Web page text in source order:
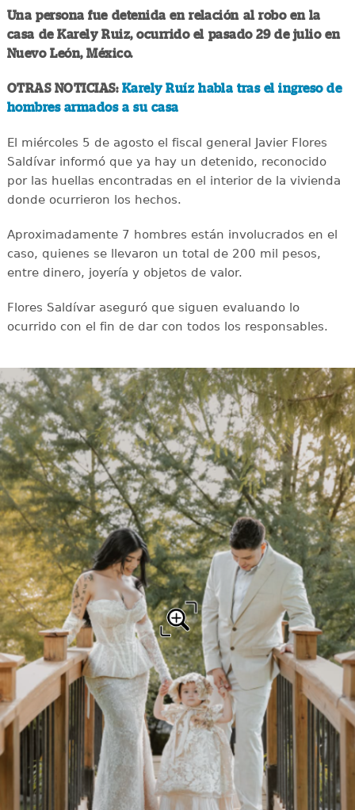
Una persona fue detenida en relación al robo en la
casa de Karely Ruiz, ocurrido el pasado 29 de julio en
Nuevo León, México.
OTRAS NOTICIAS: Karely Ruíz habla tras el ingreso de
hombres armados a su casa
El miércoles 5 de agosto el fiscal general Javier Flores
Saldívar informó que ya hay un detenido, reconocido
por las huellas encontradas en el interior de la vivienda
donde ocurrieron los hechos.
Aproximadamente 7 hombres están involucrados en el
caso, quienes se llevaron un total de 200 mil pesos,
entre dinero, joyería y objetos de valor.
Flores Saldívar aseguró que siguen evaluando lo
ocurrido con el fin de dar con todos los responsables.